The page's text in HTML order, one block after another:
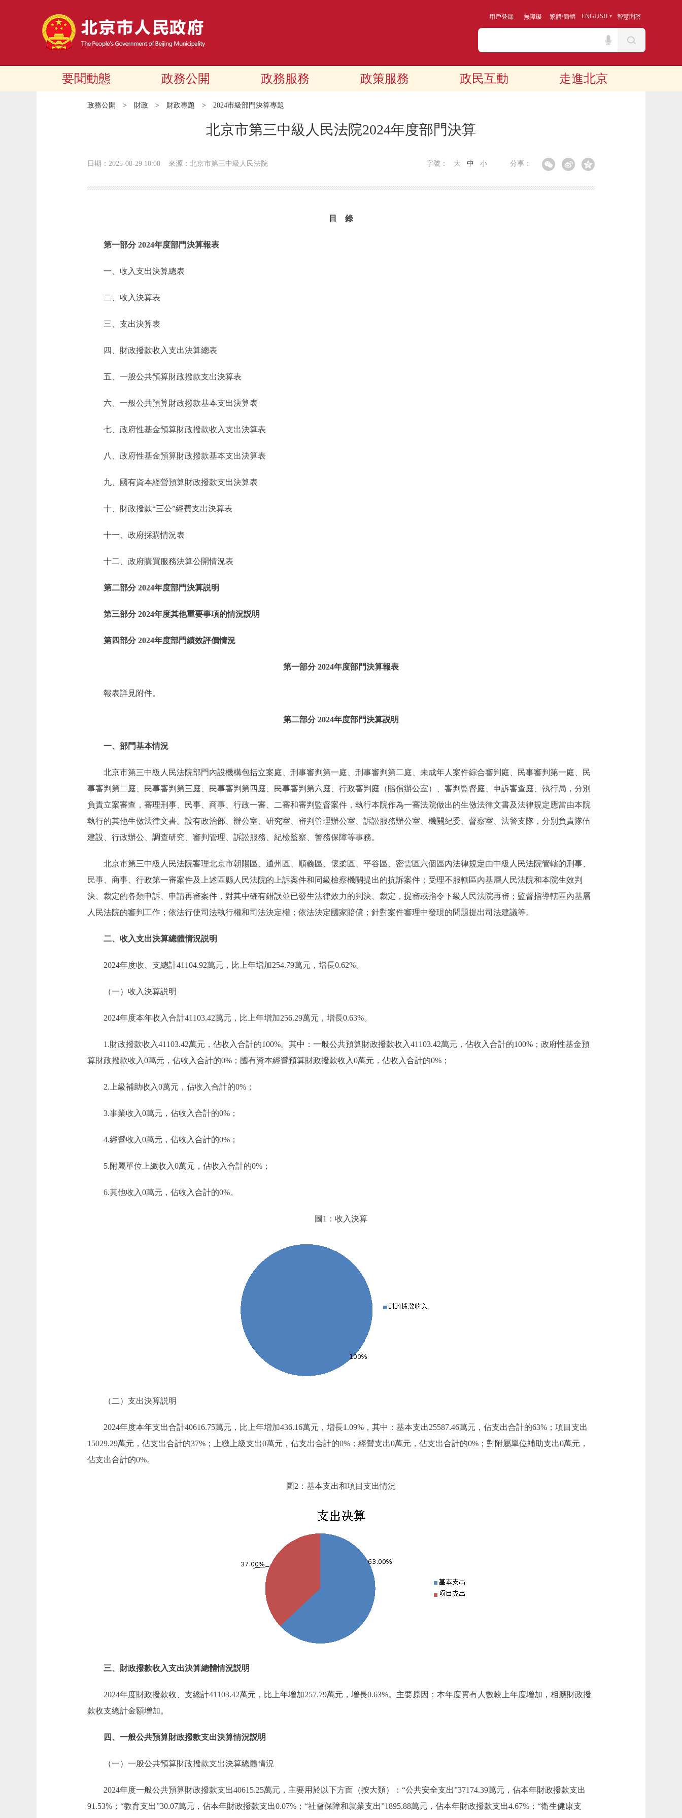
用戶登錄 無障礙 繁體/簡體 ENGLISH 智慧問答
要聞動態 政務公開 政務服務 政策服務 政民互動 走進北京
政務公開 > 財政 > 財政專題 > 2024市級部門決算專題
北京市第三中級人民法院2024年度部門決算
日期：2025-08-29 10:00 來源：北京市第三中級人民法院 分享：
字號： 大 中 小
目 錄
第一部分 2024年度部門決算報表
一、收入支出決算總表
二、收入決算表
三、支出決算表
四、財政撥款收入支出決算總表
五、一般公共預算財政撥款支出決算表
六、一般公共預算財政撥款基本支出決算表
七、政府性基金預算財政撥款收入支出決算表
八、政府性基金預算財政撥款基本支出決算表
九、國有資本經營預算財政撥款支出決算表
十、財政撥款“三公”經費支出決算表
十一、政府採購情況表
十二、政府購買服務決算公開情況表
第二部分 2024年度部門決算説明
第三部分 2024年度其他重要事項的情況説明
第四部分 2024年度部門績效評價情況
第一部分 2024年度部門決算報表
報表詳見附件。
第二部分 2024年度部門決算説明
一、部門基本情況
北京市第三中級人民法院部門內設機構包括立案庭、刑事審判第一庭、刑事審判第二庭、未成年人案件綜合審判庭、民事審判第一庭、民
事審判第二庭、民事審判第三庭、民事審判第四庭、民事審判第六庭、行政審判庭（賠償辦公室）、審判監督庭、申訴審查庭、執行局，分別
負責立案審查，審理刑事、民事、商事、行政一審、二審和審判監督案件，執行本院作為一審法院做出的生傚法律文書及法律規定應當由本院
執行的其他生傚法律文書。設有政治部、辦公室、研究室、審判管理辦公室、訴訟服務辦公室、機關紀委、督察室、法警支隊，分別負責隊伍
建設、行政辦公、調查研究、審判管理、訴訟服務、紀檢監察、警務保障等事務。
北京市第三中級人民法院審理北京市朝陽區、通州區、順義區、懷柔區、平谷區、密雲區六個區內法律規定由中級人民法院管轄的刑事、
民事、商事、行政第一審案件及上述區縣人民法院的上訴案件和同級檢察機關提出的抗訴案件；受理不服轄區內基層人民法院和本院生效判
決、裁定的各類申訴、申請再審案件，對其中確有錯誤並已發生法律效力的判決、裁定，提審或指令下級人民法院再審；監督指導轄區內基層
人民法院的審判工作；依法行使司法執行權和司法決定權；依法決定國家賠償；針對案件審理中發現的問題提出司法建議等。
二、收入支出決算總體情況説明
2024年度收、支總計41104.92萬元，比上年增加254.79萬元，增長0.62%。
（一）收入決算説明
2024年度本年收入合計41103.42萬元，比上年增加256.29萬元，增長0.63%。
1.財政撥款收入41103.42萬元，佔收入合計的100%。其中：一般公共預算財政撥款收入41103.42萬元，佔收入合計的100%；政府性基金預
算財政撥款收入0萬元，佔收入合計的0%；國有資本經營預算財政撥款收入0萬元，佔收入合計的0%；
2.上級補助收入0萬元，佔收入合計的0%；
3.事業收入0萬元，佔收入合計的0%；
4.經營收入0萬元，佔收入合計的0%；
5.附屬單位上繳收入0萬元，佔收入合計的0%；
6.其他收入0萬元，佔收入合計的0%。
圖1：收入決算
（二）支出決算説明
2024年度本年支出合計40616.75萬元，比上年增加436.16萬元，增長1.09%，其中：基本支出25587.46萬元，佔支出合計的63%；項目支出
15029.29萬元，佔支出合計的37%；上繳上級支出0萬元，佔支出合計的0%；經營支出0萬元，佔支出合計的0%；對附屬單位補助支出0萬元，
佔支出合計的0%。
圖2：基本支出和項目支出情況
三、財政撥款收入支出決算總體情況説明
2024年度財政撥款收、支總計41103.42萬元，比上年增加257.79萬元，增長0.63%。主要原因：本年度實有人數較上年度增加，相應財政撥
款收支總計金額增加。
四、一般公共預算財政撥款支出決算情況説明
（一）一般公共預算財政撥款支出決算總體情況
2024年度一般公共預算財政撥款支出40615.25萬元，主要用於以下方面（按大類）：“公共安全支出”37174.39萬元，佔本年財政撥款支出
91.53%；“教育支出”30.07萬元，佔本年財政撥款支出0.07%；“社會保障和就業支出”1895.88萬元，佔本年財政撥款支出4.67%；“衛生健康支